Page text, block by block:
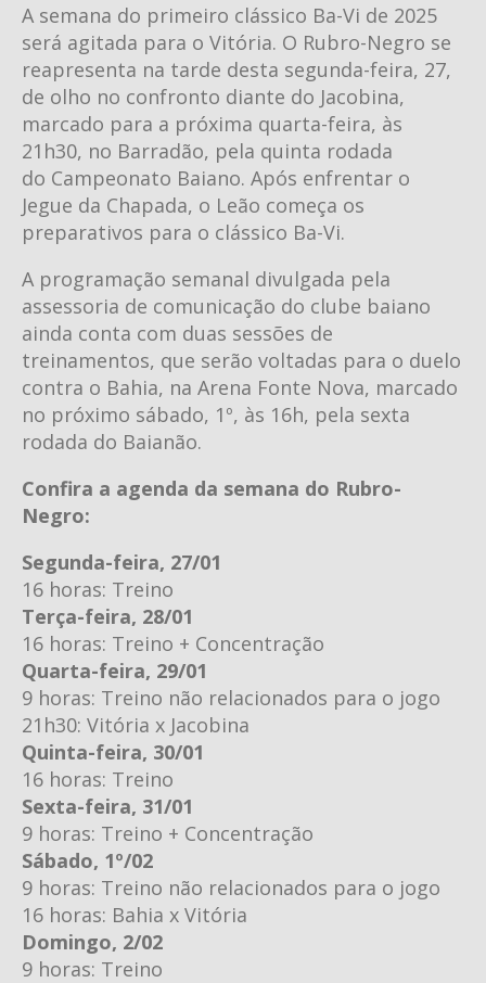
A semana do primeiro clássico Ba-Vi de 2025
será agitada para o Vitória. O Rubro-Negro se
reapresenta na tarde desta segunda-feira, 27,
de olho no confronto diante do Jacobina,
marcado para a próxima quarta-feira, às
21h30, no Barradão, pela quinta rodada
do Campeonato Baiano. Após enfrentar o
Jegue da Chapada, o Leão começa os
preparativos para o clássico Ba-Vi.
A programação semanal divulgada pela
assessoria de comunicação do clube baiano
ainda conta com duas sessões de
treinamentos, que serão voltadas para o duelo
contra o Bahia, na Arena Fonte Nova, marcado
no próximo sábado, 1º, às 16h, pela sexta
rodada do Baianão.
Confira a agenda da semana do Rubro-
Negro:
Segunda-feira, 27/01
16 horas: Treino
Terça-feira, 28/01
16 horas: Treino + Concentração
Quarta-feira, 29/01
9 horas: Treino não relacionados para o jogo
21h30: Vitória x Jacobina
Quinta-feira, 30/01
16 horas: Treino
Sexta-feira, 31/01
9 horas: Treino + Concentração
Sábado, 1º/02
9 horas: Treino não relacionados para o jogo
16 horas: Bahia x Vitória
Domingo, 2/02
9 horas: Treino